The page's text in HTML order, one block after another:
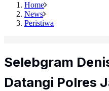
Home
News
Peristiwa
Selebgram
Datangi Polres